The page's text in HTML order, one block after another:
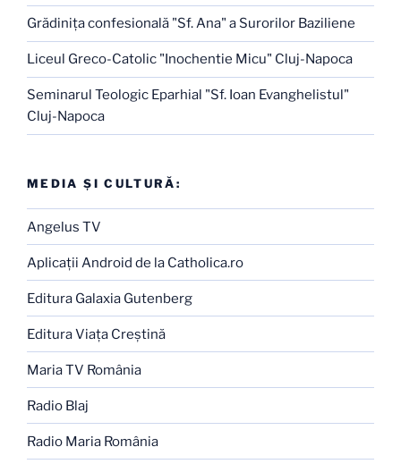
Grădiniţa confesională "Sf. Ana" a Surorilor Baziliene
Liceul Greco-Catolic "Inochentie Micu" Cluj-Napoca
Seminarul Teologic Eparhial "Sf. Ioan Evanghelistul"
Cluj-Napoca
MEDIA ŞI CULTURĂ:
Angelus TV
Aplicaţii Android de la Catholica.ro
Editura Galaxia Gutenberg
Editura Viaţa Creştină
Maria TV România
Radio Blaj
Radio Maria România